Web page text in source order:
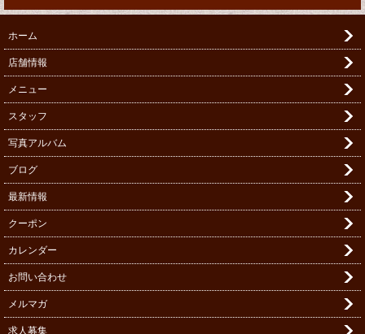
ホーム
店舗情報
メニュー
スタッフ
写真アルバム
ブログ
最新情報
クーポン
カレンダー
お問い合わせ
メルマガ
求人募集